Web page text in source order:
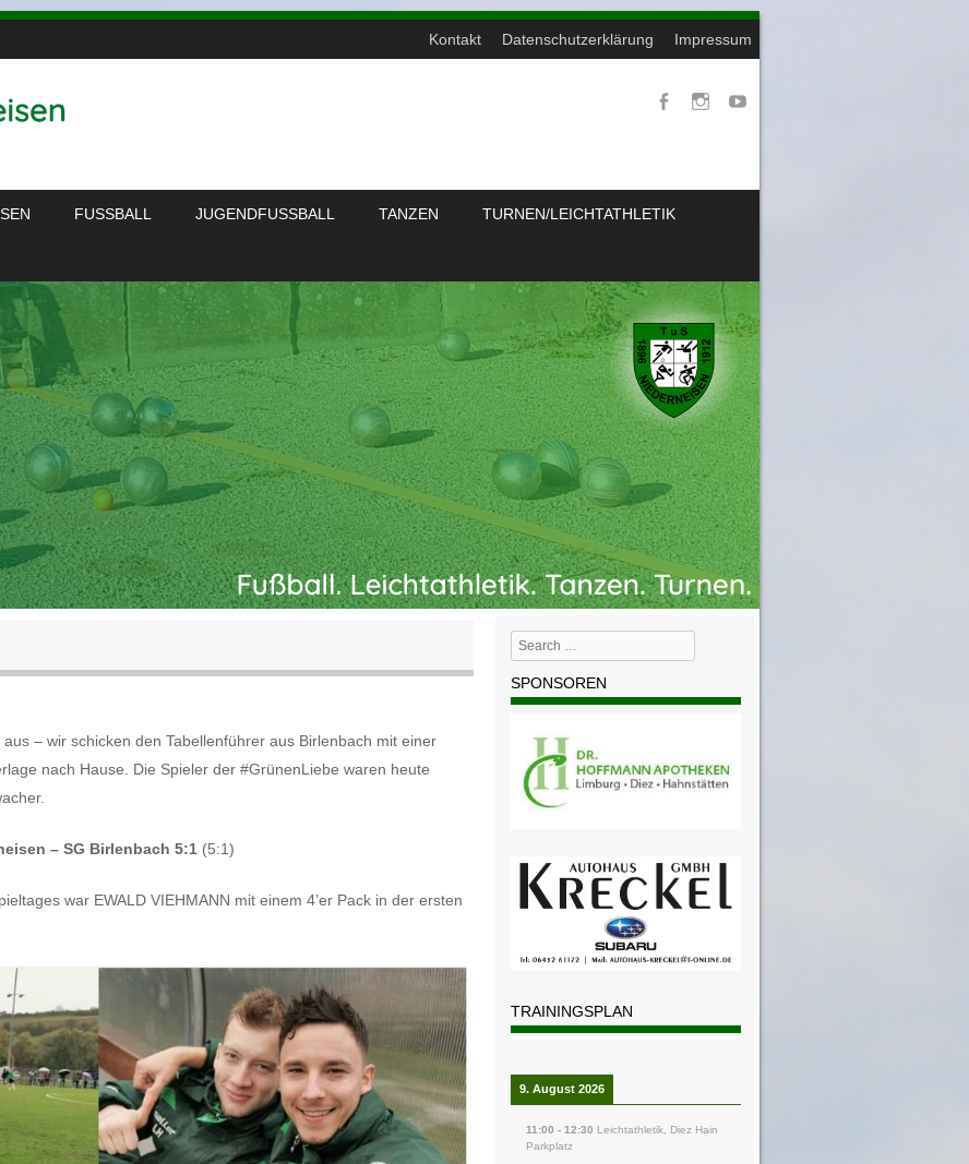
Kontakt Datenschutzerklärung Impressum
FUSSBALL JUGENDFUSSBALL TANZEN TURNEN/LEICHTATHLETIK
aus – wir schicken den Tabellenführer aus Birlenbach mit einer
nach Hause. Die Spieler der #GrünenLiebe waren heute
– SG Birlenbach 5:1(5:1)
war EWALD VIEHMANN mit einem 4’er Pack in der ersten
Search
SPONSOREN
TRAININGSPLAN
9. August 2026
11:00 -12:30 Leichtathletik, Diez Hain
Parkplatz